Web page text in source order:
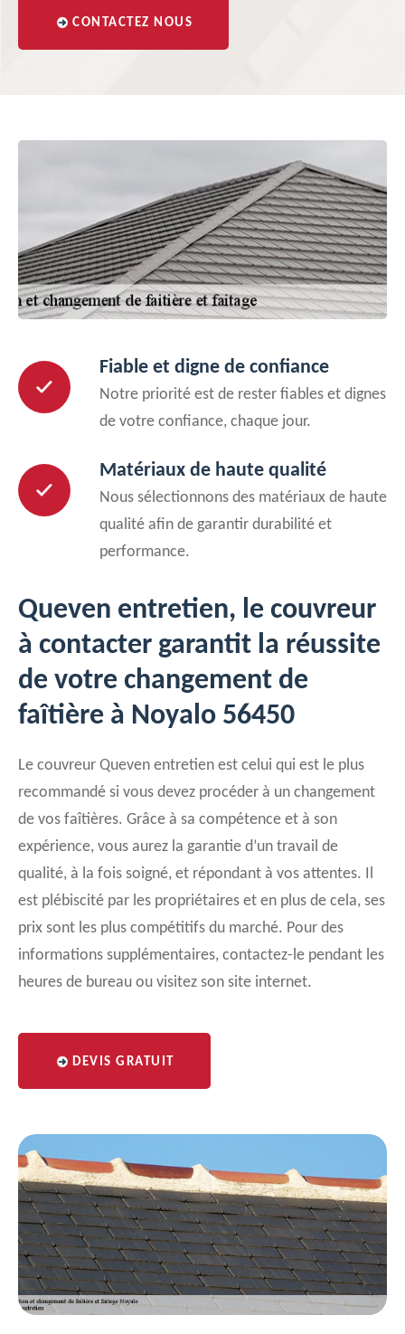
CONTACTEZ NOUS
Fiable et digne de confiance
Notre priorité est de rester fiables et dignes
de votre confiance, chaque jour.
Matériaux de haute qualité
Nous sélectionnons des matériaux de haute
qualité afin de garantir durabilité et
performance.
Queven entretien, le couvreur
à contacter garantit la réussite
de votre changement de
faîtière à Noyalo 56450
Le couvreur Queven entretien est celui qui est le plus
recommandé si vous devez procéder à un changement
de vos faîtières. Grâce à sa compétence et à son
expérience, vous aurez la garantie d’un travail de
qualité, à la fois soigné, et répondant à vos attentes. Il
est plébiscité par les propriétaires et en plus de cela, ses
prix sont les plus compétitifs du marché. Pour des
informations supplémentaires, contactez-le pendant les
heures de bureau ou visitez son site internet.
DEVIS GRATUIT